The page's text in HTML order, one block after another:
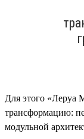
Для этого «Леруа
трансформацию:
модульной